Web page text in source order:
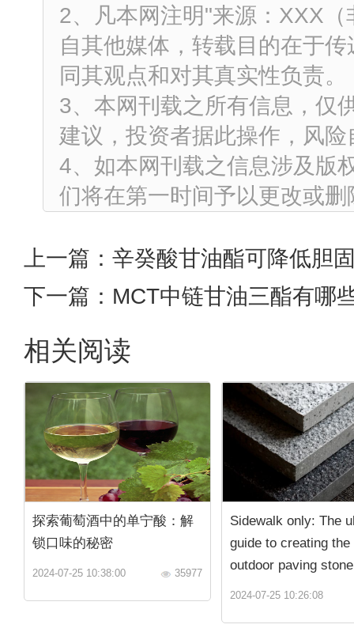
2、凡本网注明"来源：XXX
自其他媒体，转载目的在于
同其观点和对其真实性负责。
3、本网刊载之所有信息，仅
建议，投资者据此操作，风险
4、如本网刊载之信息涉及版
们将在第一时间予以更改或删
上一篇： 辛癸酸甘油酯可降低胆
下一篇： MCT中链甘油三酯有哪
相关阅读
探索葡萄酒中的单宁酸：解
锁口味的秘密
2024-07-25 10:38:00 35977
Sidewalk only: The
guide to creating the
outdoor paving stone
2024-07-25 10:26:08